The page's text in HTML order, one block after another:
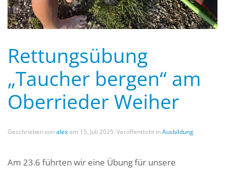
Rettungsübung
„Taucher bergen“ am
Oberrieder Weiher
Geschrieben vonalexam 15. Juli 2025. Veröffentlicht inAusbildung.
Am 23.6 führten wir eine Übung für unsere